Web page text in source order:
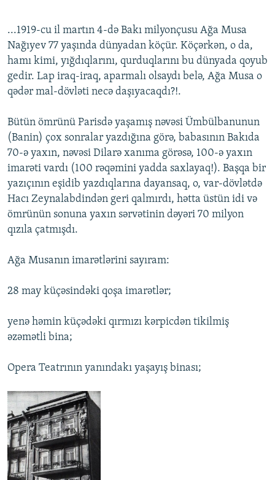
...1919-cu il martın 4-də Bakı milyonçusu Ağa Musa
Nağıyev 77 yaşında dünyadan köçür. Köçərkən, o da,
hamı kimi, yığdıqlarını, qurduqlarını bu dünyada qoyub
gedir. Lap iraq-iraq, aparmalı olsaydı belə, Ağa Musa o
qədər mal-dövləti necə daşıyacaqdı?!.
Bütün ömrünü Parisdə yaşamış nəvəsi Ümbülbanunun
(Banin) çox sonralar yazdığına görə, babasının Bakıda
70-ə yaxın, nəvəsi Dilarə xanıma görəsə, 100-ə yaxın
imarəti vardı (100 rəqəmini yadda saxlayaq!). Başqa bir
yazıçının eşidib yazdıqlarına dayansaq, o, var-dövlətdə
Hacı Zeynalabdindən geri qalmırdı, hətta üstün idi və
ömrünün sonuna yaxın sərvətinin dəyəri 70 milyon
qızıla çatmışdı.
Ağa Musanın imarətlərini sayıram:
28 may küçəsindəki qoşa imarətlər;
yenə həmin küçədəki qırmızı kərpicdən tikilmiş
əzəmətli bina;
Opera Teatrının yanındakı yaşayış binası;